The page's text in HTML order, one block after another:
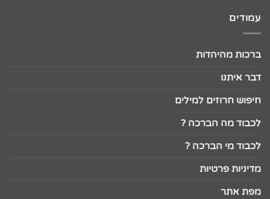
עמודים
ברכות מהיהדות
דבר איתנו
חיפוש חרוזים למילים
לכבוד מה הברכה ?
לכבוד מי הברכה ?
מדיניות פרטיות
מפת אתר